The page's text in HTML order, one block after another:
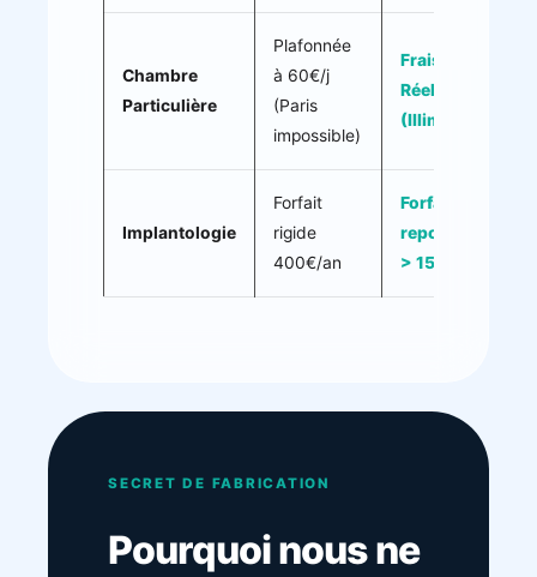
Chambre
Particulière
Plafonnée
à 60€/j
(Paris
impossible)
Frais
Réels
(Illimité)
Implantologie
Forfait
rigide
400€/an
Forfait
reportable
> 1500€
SECRET DE FABRICATION
Pourquoi nous ne